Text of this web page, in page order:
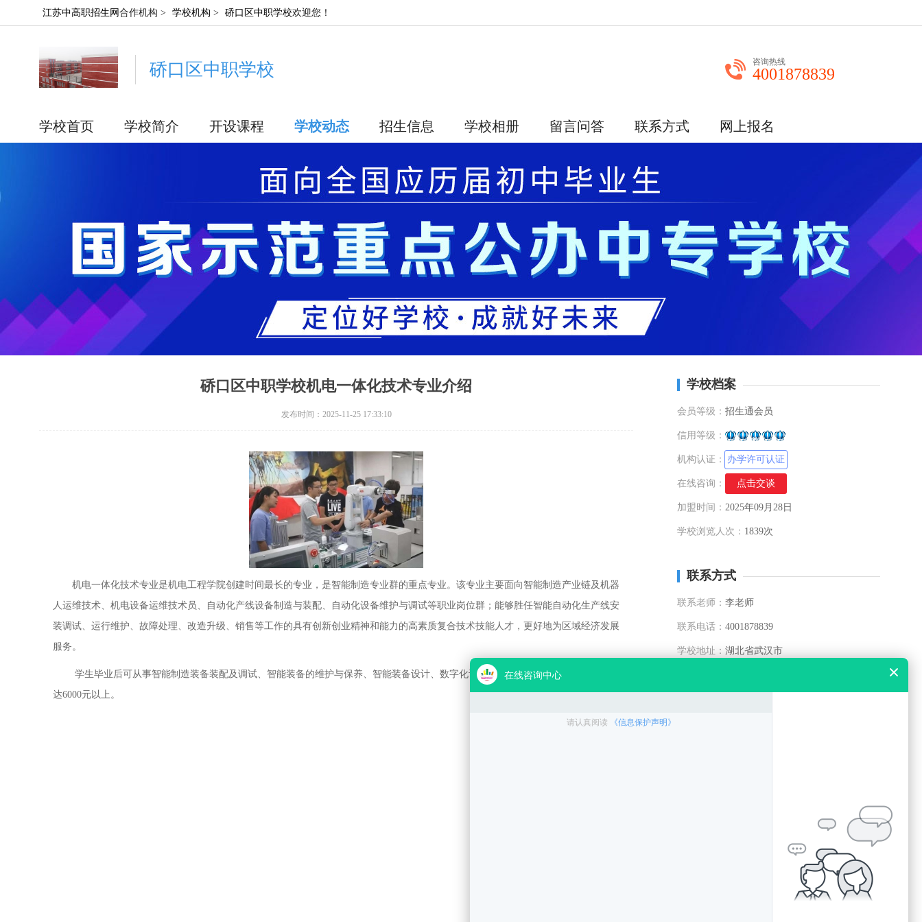
江苏中高职招生网 合作机构 > 学校机构 > 硚口区中职学校欢迎您！
硚口区中职学校 咨询热线
4001878839
学校首页 学校简介 开设课程 学校动态 招生信息 学校相册 留言问答 联系方式 网上报名
硚口区中职学校机电一体化技术专业介绍
发布时间：2025-11-25 17:33:10
机电一体化技术专业是机电工程学院创建时间最长的专业，是智能制造专业群的重点专业。该专业主要面向智能制造产业链及机器
人运维技术、机电设备运维技术员、自动化产线设备制造与装配、自动化设备维护与调试等职业岗位群；能够胜任智能自动化生产线安
装调试、运行维护、故障处理、改造升级、销售等工作的具有创新创业精神和能力的高素质复合技术技能人才，更好地为区域经济发展
服务。
学生毕业后可从事智能制造装备装配及调试、智能装备的维护与保养、智能装备设计、数字化设计与制造等工作，学生平均薪酬
达6000元以上。
学校档案
会员等级： 招生通会员
信用等级：
机构认证： 办学许可认证
在线咨询： 点击交谈
加盟时间： 2025年09月28日
学校浏览人次： 1839次
联系方式
联系老师： 李老师
联系电话： 4001878839
学校地址： 湖北省武汉市
硚口区中职学校智能制造装备技术专
硚口区中职学校电气自动化技术专业
硚口区中职学校机械制造及自动化专
硚口区中职学校工业机器人技术专业